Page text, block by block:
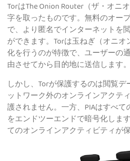
TorはThe Onion Router（ザ・オニ
字を取ったものです。無料のオー
で、より匿名でインターネットを
ができます。Torは玉ねぎ（オニ
化を行うのが特徴で、ユーザーの
由させてから目的地に送信します。
しかし、Torが保護するのは閲覧
ットワーク外のオンラインアクテ
護されません。一方、PIAはすべ
をエンドツーエンドで暗号化しま
てのオンラインアクティビティが